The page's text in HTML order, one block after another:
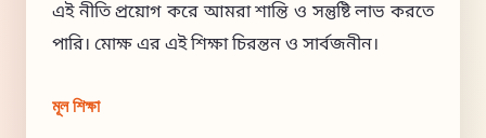
এই নীতি প্রয়োগ করে আমরা শান্তি ও সন্তুষ্টি লাভ করতে
পারি। মোক্ষ এর এই শিক্ষা চিরন্তন ও সার্বজনীন।
মূল শিক্ষা